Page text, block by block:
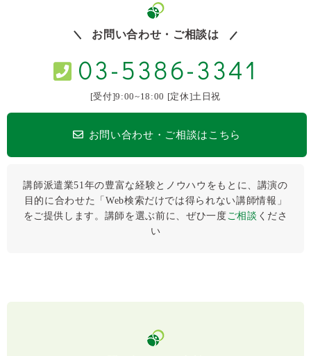
お問い合わせ・ご相談は
03-5386-3341
[受付]9:00~18:00 [定休]土日祝
お問い合わせ・ご相談はこちら
講師派遣業51年の豊富な経験とノウハウをもとに、講演の
目的に合わせた「Web検索だけでは得られない講師情報」
をご提供します。講師を選ぶ前に、ぜひ⼀度ご相談 くださ
い